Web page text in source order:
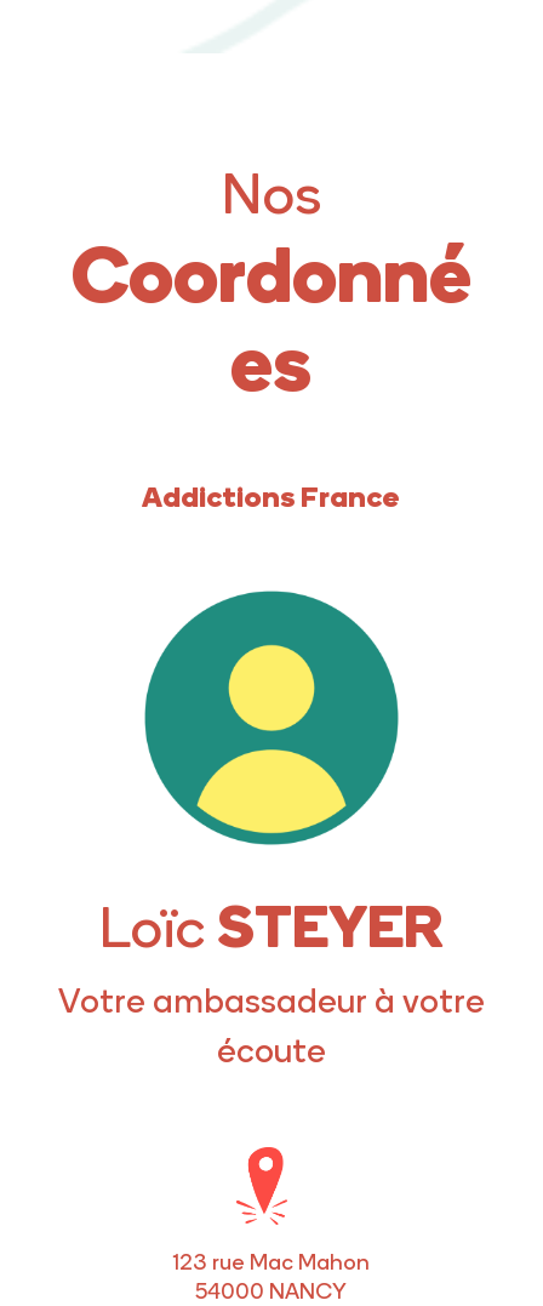
Nos
Coordonné
es
Addictions France
LoïcSTEYER
Votre ambassadeur à votre
écoute
123 rue Mac Mahon
54000 NANCY